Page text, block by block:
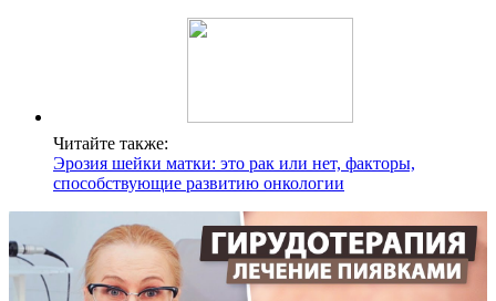
Читайте также:
Эрозия шейки матки: это рак или нет, факторы,
способствующие развитию онкологии